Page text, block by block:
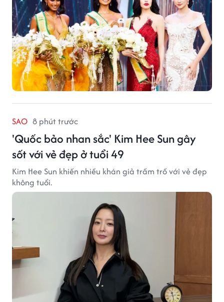
SAO 8 phút trước
'Quốc bảo nhan sắc' Kim Hee Sun gây
sốt với vẻ đẹp ở tuổi 49
Kim Hee Sun khiến nhiều khán giả trầm trồ với vẻ đẹp
không tuổi.